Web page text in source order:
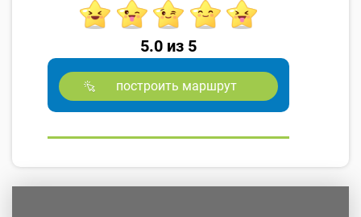
5.0 из 5
построить маршрут